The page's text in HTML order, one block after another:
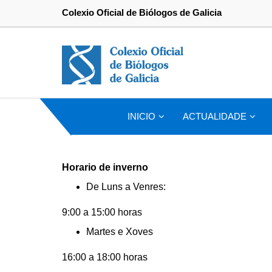
Colexio Oficial de Biólogos de Galicia
INICIO ACTUALIDADE
Horario de inverno
De Luns a Venres:
9:00 a 15:00 horas
Martes e Xoves
16:00 a 18:00 horas